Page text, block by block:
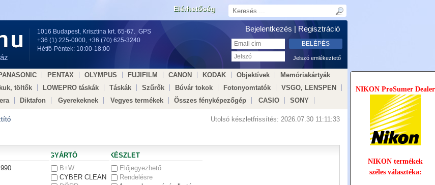
Elérhetőség
1016 Budapest, Krisztina krt. 65-67. GPS
+36 (1) 225-0000, +36 (70) 625-3240
Hétfő-Péntek: 10:00-18:00
NIKON ProSumer Dealer
NIKON termékek
széles választéka:
Bejelentkezés |Regisztráció
Jelszó emlékeztető
PENTAX OLYMPUS FUJIFILM CANON KODAK Objektívek
Memóriakártyák
töltők LOWEPRO táskák Táskák Szűrők Búvár tokok Fotonyomtatók
VSGO, LENSPEN
Diktafon Gyerekeknek Vegyes termékek Összes fényképezőgép CASIO
SONY
Utolsó készletfrissítés: 2026.07.30 11:11:33
GYÁRTÓ
B+W
CYBER CLEAN
KÉSZLET
Előjegyezhető
Rendelésre